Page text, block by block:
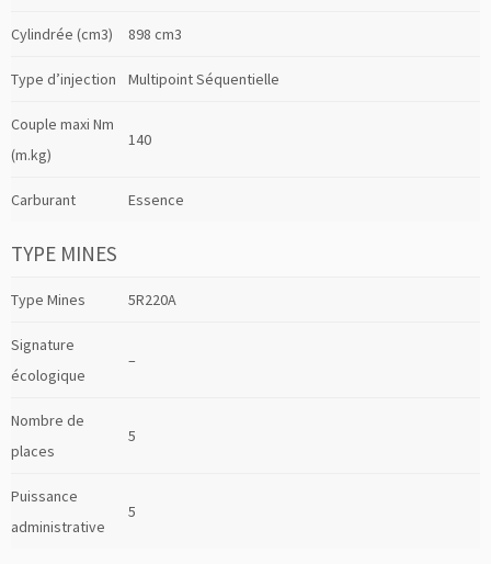
Cylindrée (cm3) 898 cm3
Type d’injection Multipoint Séquentielle
Couple maxi Nm
(m.kg)
140
Carburant Essence
TYPE MINES
Type Mines 5R220A
Signature
écologique
–
Nombre de
places
5
Puissance
administrative
5